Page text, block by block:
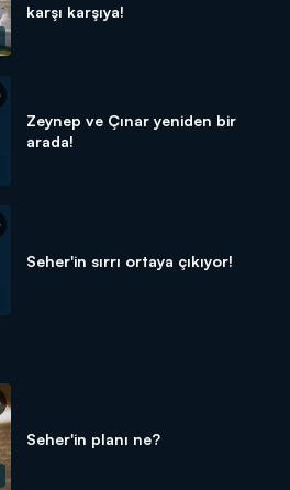
karşı karşıya!
Zeynep ve Çınar yeniden bir
arada!
Seher'in sırrı ortaya çıkıyor!
Seher'in planı ne?